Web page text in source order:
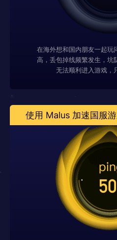
在海外想和国内朋友一起玩
高，丢包掉线频繁发生，坑
无法顺利进入游戏，
使用 Malus 加速国服